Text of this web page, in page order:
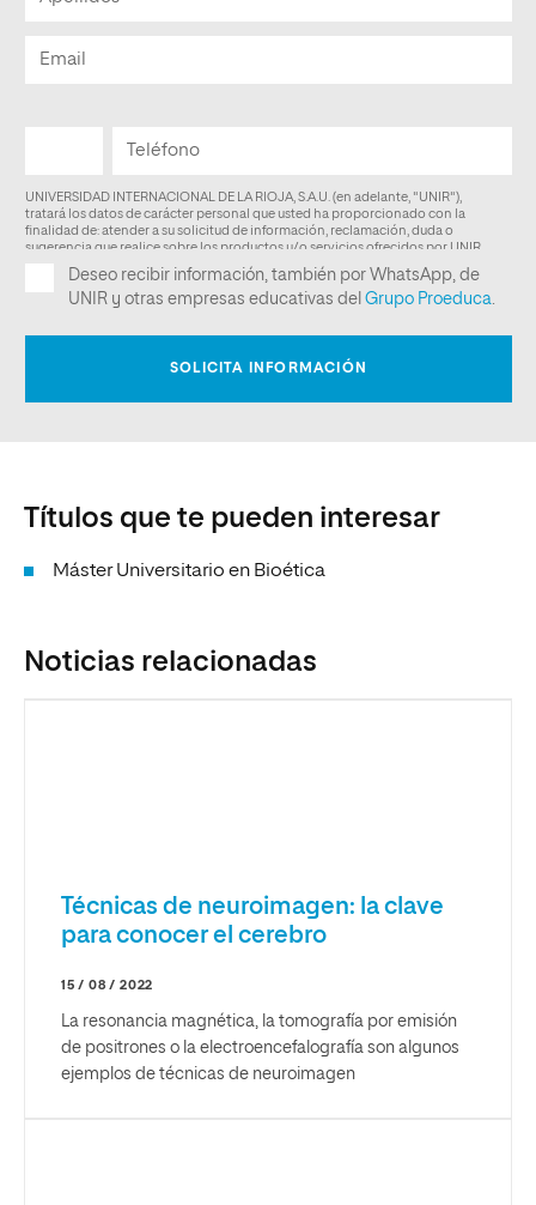
Títulos que te pueden interesar
Máster Universitario en Bioética
Noticias relacionadas
Técnicas de neuroimagen: la clave
para conocer el cerebro
15 / 08 / 2022
La resonancia magnética, la tomografía por emisión
de positrones o la electroencefalografía son algunos
ejemplos de técnicas de neuroimagen